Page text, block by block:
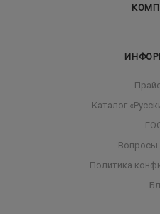
Каталог
Вопросы
Политика